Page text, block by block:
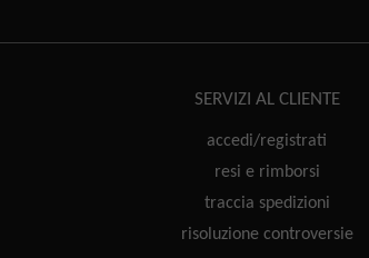
SERVIZI AL CLIENTE
accedi/registrati
resi e rimborsi
traccia spedizioni
risoluzione controversie